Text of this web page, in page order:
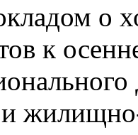
о
к
и